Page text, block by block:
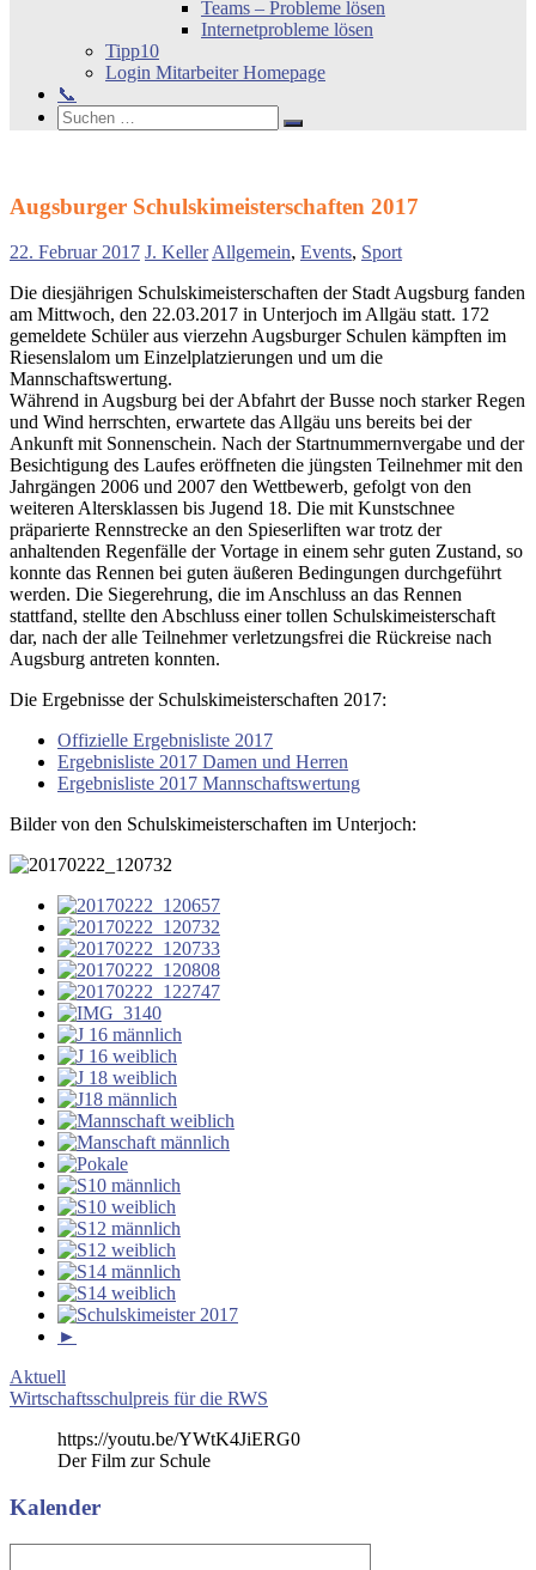
Teams – Probleme lösen
Internetprobleme lösen
Tipp10
Login Mitarbeiter Homepage
📞
Search
Suchen
nach:
Suchen
Augsburger Schulskimeisterschaften 2017
22. Februar 2017 J. KellerAllgemein, Events, Sport
Die diesjährigen Schulskimeisterschaften der Stadt Augsburg fanden
am Mittwoch, den 22.03.2017 in Unterjoch im Allgäu statt. 172
gemeldete Schüler aus vierzehn Augsburger Schulen kämpften im
Riesenslalom um Einzelplatzierungen und um die
Mannschaftswertung.
Während in Augsburg bei der Abfahrt der Busse noch starker Regen
und Wind herrschten, erwartete das Allgäu uns bereits bei der
Ankunft mit Sonnenschein. Nach der Startnummernvergabe und der
Besichtigung des Laufes eröffneten die jüngsten Teilnehmer mit den
Jahrgängen 2006 und 2007 den Wettbewerb, gefolgt von den
weiteren Altersklassen bis Jugend 18. Die mit Kunstschnee
präparierte Rennstrecke an den Spieserliften war trotz der
anhaltenden Regenfälle der Vortage in einem sehr guten Zustand, so
konnte das Rennen bei guten äußeren Bedingungen durchgeführt
werden. Die Siegerehrung, die im Anschluss an das Rennen
stattfand, stellte den Abschluss einer tollen Schulskimeisterschaft
dar, nach der alle Teilnehmer verletzungsfrei die Rückreise nach
Augsburg antreten konnten.
Die Ergebnisse der Schulskimeisterschaften 2017:
Offizielle Ergebnisliste 2017
Ergebnisliste 2017 Damen und Herren
Ergebnisliste 2017 Mannschaftswertung
Bilder von den Schulskimeisterschaften im Unterjoch:
►
Beitragsnavigation
Vorheriger
Beitrag:
Aktuell
Nächster
Wirtschaftsschulpreis für die RWS
https://youtu.be/YWtK4JiERG0
Der Film zur Schule
Kalender